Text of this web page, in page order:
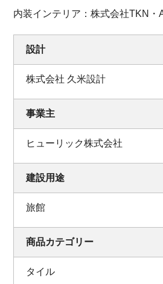
内装インテリア：株式会社TKN・
設計
株式会社 久米設計
事業主
ヒューリック株式会社
建設用途
旅館
商品カテゴリー
タイル